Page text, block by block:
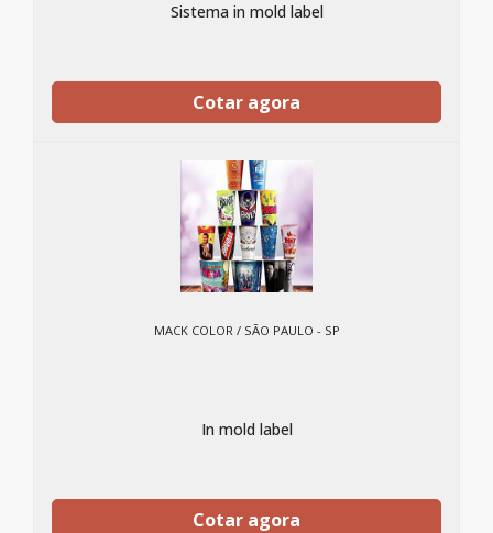
Sistema in mold label
Cotar agora
MACK COLOR / SÃO PAULO - SP
In mold label
Cotar agora